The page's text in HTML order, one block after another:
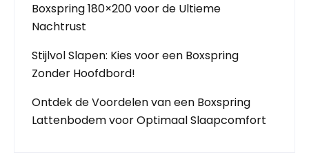
Boxspring 180×200 voor de Ultieme
Nachtrust
Stijlvol Slapen: Kies voor een Boxspring
Zonder Hoofdbord!
Ontdek de Voordelen van een Boxspring
Lattenbodem voor Optimaal Slaapcomfort